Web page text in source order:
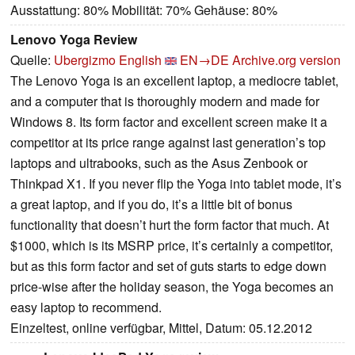
Ausstattung: 80% Mobilität: 70% Gehäuse: 80%
Lenovo Yoga Review
Quelle: Ubergizmo English EN→DE Archive.org version
The Lenovo Yoga is an excellent laptop, a mediocre tablet,
and a computer that is thoroughly modern and made for
Windows 8. Its form factor and excellent screen make it a
competitor at its price range against last generation’s top
laptops and ultrabooks, such as the Asus Zenbook or
Thinkpad X1. If you never flip the Yoga into tablet mode, it’s
a great laptop, and if you do, it’s a little bit of bonus
functionality that doesn’t hurt the form factor that much. At
$1000, which is its MSRP price, it’s certainly a competitor,
but as this form factor and set of guts starts to edge down
price-wise after the holiday season, the Yoga becomes an
easy laptop to recommend.
Einzeltest, online verfügbar, Mittel, Datum: 05.12.2012